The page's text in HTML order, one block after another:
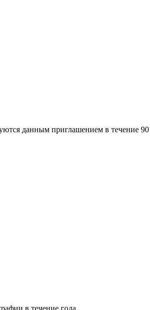
данным приглашением в течение